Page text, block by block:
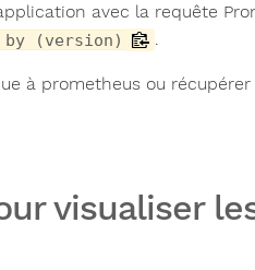
avec la requête
by (version) .
à prometheus ou
visualiser